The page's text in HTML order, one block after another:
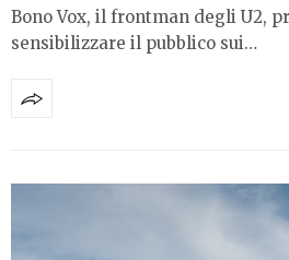
Bono Vox, il frontman degli U2,
sensibilizzare il pubblico sui…